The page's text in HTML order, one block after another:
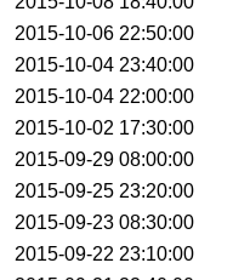
2015-10-06 22:50:00
2015-10-04 23:40:00
2015-10-04 22:00:00
2015-10-02 17:30:00
2015-09-29 08:00:00
2015-09-25 23:20:00
2015-09-23 08:30:00
2015-09-22 23:10:00